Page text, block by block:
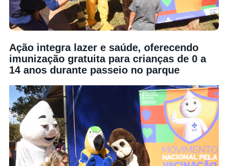
Ação integra lazer e saúde, oferecendo
imunização gratuita para crianças de 0 a
14 anos durante passeio no parque